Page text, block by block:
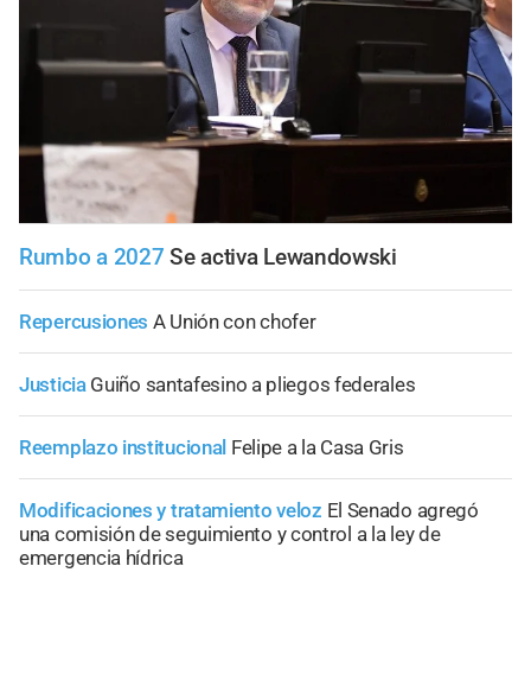
Rumbo a 2027 Se activa Lewandowski
Repercusiones A Unión con chofer
Justicia Guiño santafesino a pliegos federales
Reemplazo institucional Felipe a la Casa Gris
Modificaciones y tratamiento veloz El Senado agregó
una comisión de seguimiento y control a la ley de
emergencia hídrica